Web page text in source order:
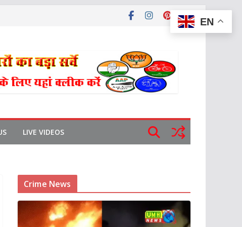
LIVE VIDEOS
Crime News
EN